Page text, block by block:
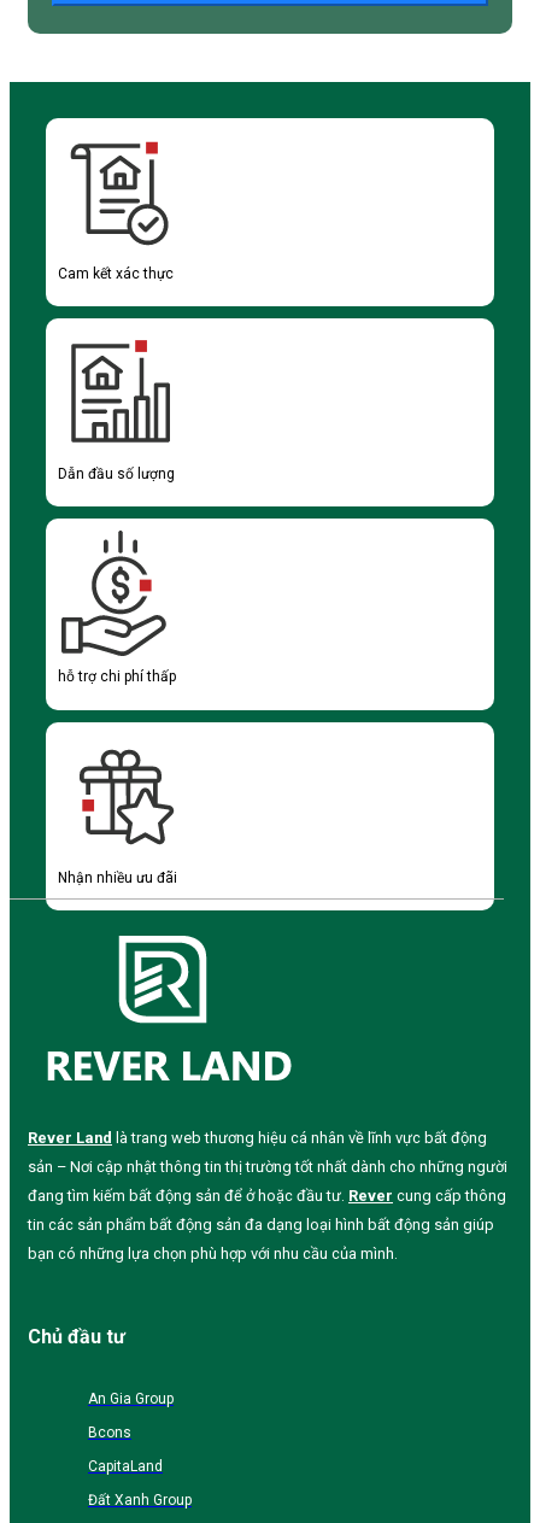
Cam kết xác thực
Dẫn đầu số lượng
hỗ trợ chi phí thấp
Nhận nhiều ưu đãi
Rever Land là trang web thương hiệu cá nhân về lĩnh vực bất động
sản – Nơi cập nhật thông tin thị trường tốt nhất dành cho những người
đang tìm kiếm bất động sản để ở hoặc đầu tư. Rever cung cấp thông
tin các sản phẩm bất động sản đa dạng loại hình bất động sản giúp
bạn có những lựa chọn phù hợp với nhu cầu của mình.
Chủ đầu tư
An Gia Group
Bcons
CapitaLand
Đất Xanh Group